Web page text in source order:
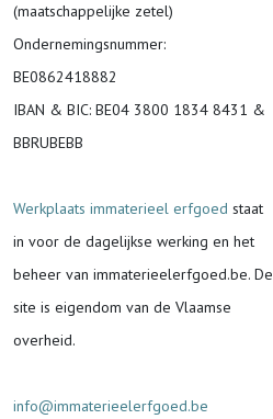
(maatschappelijke zetel)
Ondernemingsnummer:
BE0862418882
IBAN & BIC: BE04 3800 1834 8431 &
BBRUBEBB
Werkplaats immaterieel erfgoed staat
in voor de dagelijkse werking en het
beheer van immaterieelerfgoed.be. De
site is eigendom van de Vlaamse
overheid.
info@immaterieelerfgoed.be